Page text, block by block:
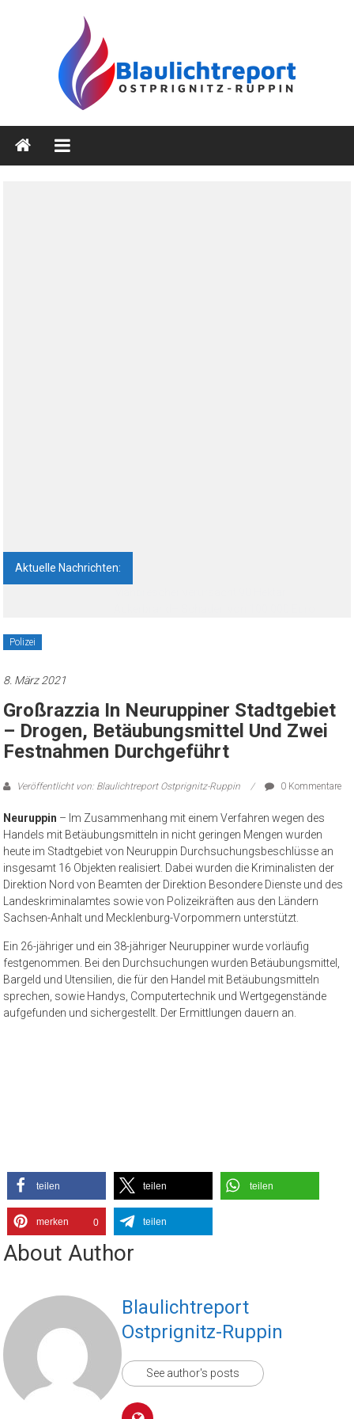
Blaulichtreport
Ostprignitz-
Aktuelle Nachrichten:
Polizei
8. März 2021
Großrazzia In Neuruppiner Stadtgebiet
– Drogen, Betäubungsmittel Und Zwei
Festnahmen Durchgeführt
Veröffentlicht von: Blaulichtreport Ostprignitz-Ruppin 0 Kommentare
Neuruppin – Im Zusammenhang mit einem Verfahren wegen des
Handels mit Betäubungsmitteln in nicht geringen Mengen wurden
heute im Stadtgebiet von Neuruppin Durchsuchungsbeschlüsse an
insgesamt 16 Objekten realisiert. Dabei wurden die Kriminalisten der
Direktion Nord von Beamten der Direktion Besondere Dienste und des
Landeskriminalamtes sowie von Polizeikräften aus den Ländern
Sachsen-Anhalt und Mecklenburg-Vorpommern unterstützt.
Ein 26-jähriger und ein 38-jähriger Neuruppiner wurde vorläufig
festgenommen. Bei den Durchsuchungen wurden Betäubungsmittel,
Bargeld und Utensilien, die für den Handel mit Betäubungsmitteln
sprechen, sowie Handys, Computertechnik und Wertgegenstände
aufgefunden und sichergestellt. Der Ermittlungen dauern an.
teilen teilen teilen
merken 0 teilen
About Author
Blaulichtreport
Ostprignitz-Ruppin
See author's posts